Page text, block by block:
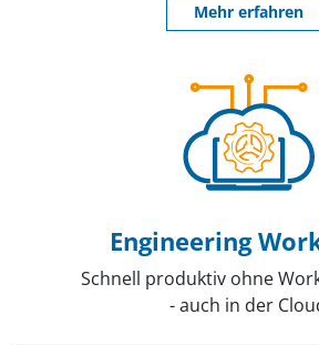
Mehr erfahren
Engineering
Schnell produktiv ohne
- auch in der